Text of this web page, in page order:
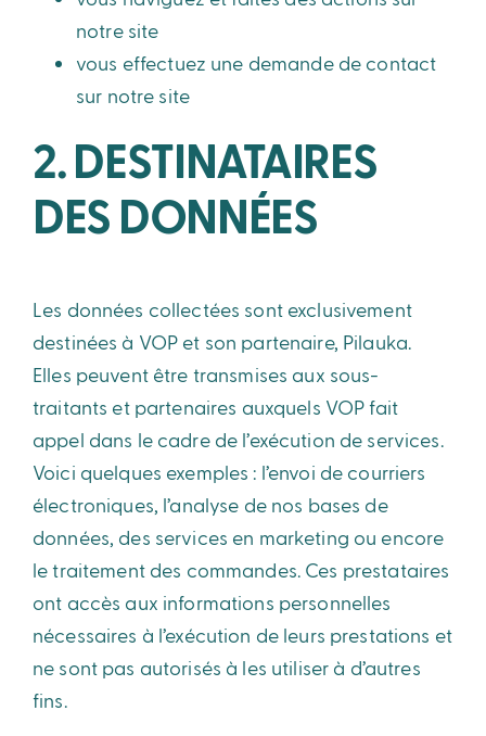
notre site
vous effectuez une demande de contact
sur notre site
2. DESTINATAIRES
DES DONNÉES
Les données collectées sont exclusivement
destinées à VOP et son partenaire, Pilauka.
Elles peuvent être transmises aux sous-
traitants et partenaires auxquels VOP fait
appel dans le cadre de l’exécution de services.
Voici quelques exemples : l’envoi de courriers
électroniques, l’analyse de nos bases de
données, des services en marketing ou encore
le traitement des commandes. Ces prestataires
ont accès aux informations personnelles
nécessaires à l’exécution de leurs prestations et
ne sont pas autorisés à les utiliser à d’autres
fins.